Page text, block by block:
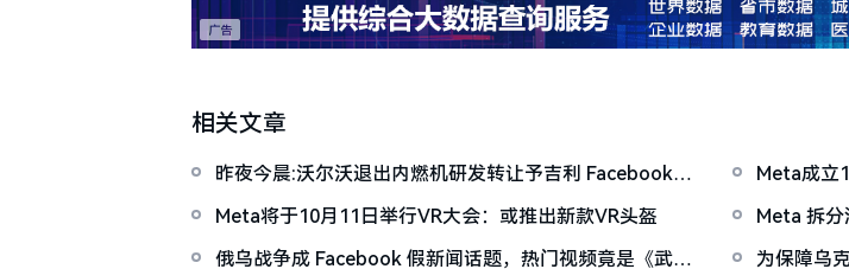
相关文章
昨夜今晨:沃尔沃退出内燃机研发转让予吉利 Facebook有
偿裁员超11000人
Meta成立
Meta将于10月11日举行VR大会：或推出新款VR头盔
Meta 拆分
分转岗到
俄乌战争成 Facebook 假新闻话题，热门视频竟是《武装 为保障乌